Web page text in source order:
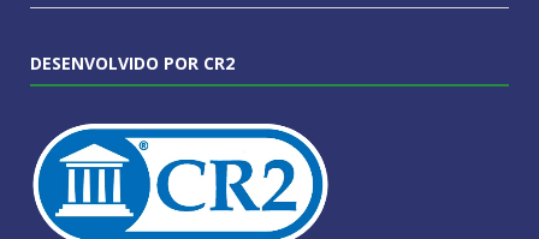
DESENVOLVIDO POR CR2